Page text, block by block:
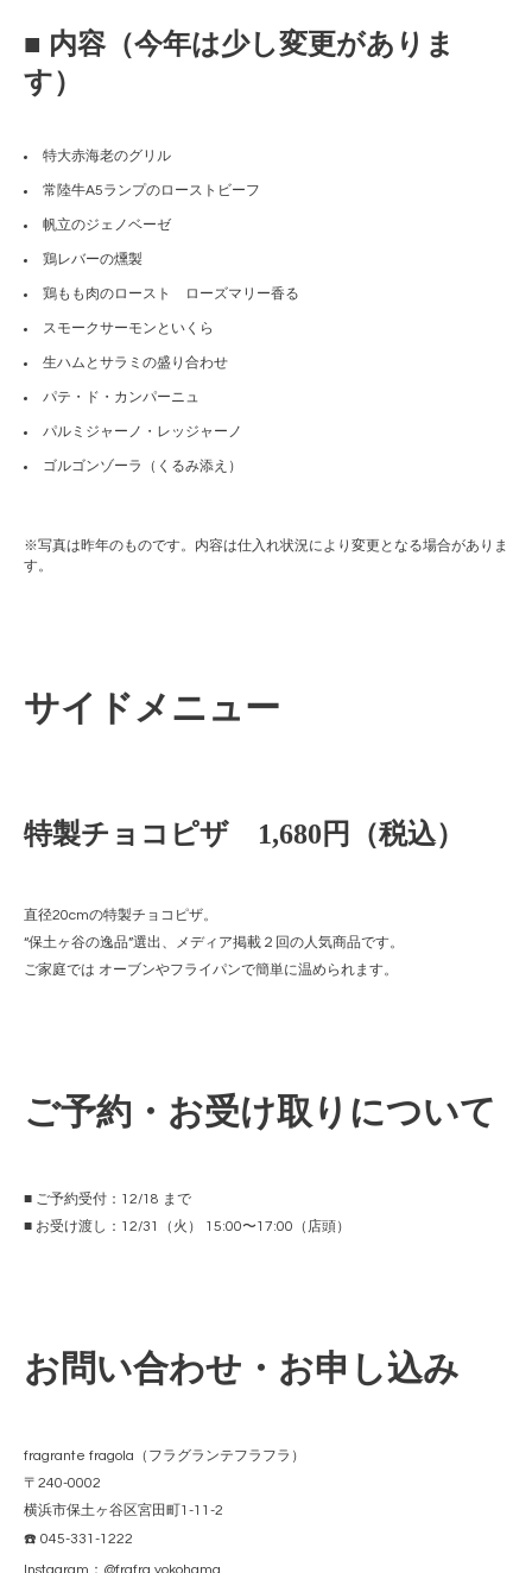
■ 内容（今年は少し変更がありま
す）
特大赤海老のグリル
常陸牛A5ランプのローストビーフ
帆立のジェノベーゼ
鶏レバーの燻製
鶏もも肉のロースト ローズマリー香る
スモークサーモンといくら
生ハムとサラミの盛り合わせ
パテ・ド・カンパーニュ
パルミジャーノ・レッジャーノ
ゴルゴンゾーラ（くるみ添え）
※写真は昨年のものです。内容は仕入れ状況により変更となる場合がありま
す。
サイドメニュー
特製チョコピザ 1,680円（税込）
直径20cmの特製チョコピザ。
“保土ヶ谷の逸品”選出、メディア掲載２回の人気商品です。
ご家庭では オーブンやフライパンで簡単に温められます。
ご予約・お受け取りについて
■ ご予約受付：12/18 まで
■ お受け渡し：12/31（火） 15:00〜17:00（店頭）
お問い合わせ・お申し込み
fragrante fragola（フラグランテフラフラ）
〒240-0002
横浜市保土ヶ谷区宮田町1-11-2
☎️ 045-331-1222